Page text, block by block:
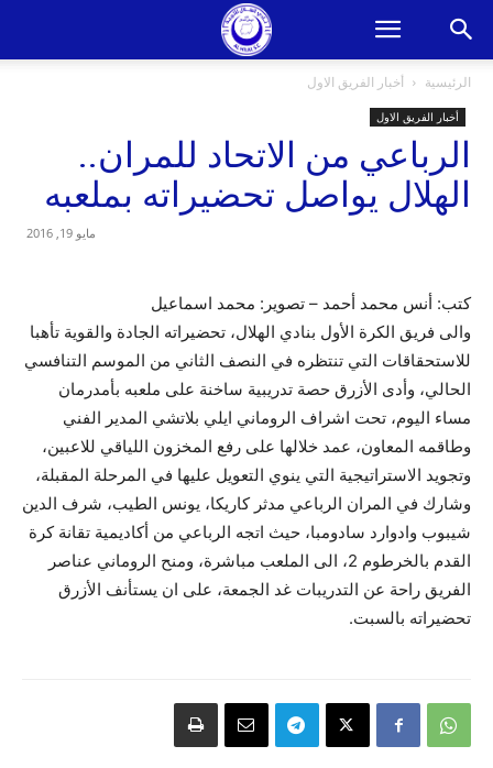
الرئيسية أخبار الفريق الاول
أخبار الفريق الاول
الرباعي من الاتحاد للمران..
الهلال يواصل تحضيراته بملعبه
مايو 19, 2016
كتب: أنس محمد أحمد – تصوير: محمد اسماعيل
والى فريق الكرة الأول بنادي الهلال، تحضيراته الجادة والقوية تأهبا
للاستحقاقات التي تنتظره في النصف الثاني من الموسم التنافسي
الحالي، وأدى الأزرق حصة تدريبية ساخنة على ملعبه بأمدرمان
مساء اليوم، تحت اشراف الروماني ايلي بلاتشي المدير الفني
وطاقمه المعاون، عمد خلالها على رفع المخزون اللياقي للاعبين،
وتجويد الاستراتيجية التي ينوي التعويل عليها في المرحلة المقبلة،
وشارك في المران الرباعي مدثر كاريكا، يونس الطيب، شرف الدين
شيبوب وادوارد سادومبا، حيث اتجه الرباعي من أكاديمية تقانة كرة
القدم بالخرطوم 2، الى الملعب مباشرة، ومنح الروماني عناصر
الفريق راحة عن التدريبات غد الجمعة، على ان يستأنف الأزرق
تحضيراته بالسبت.